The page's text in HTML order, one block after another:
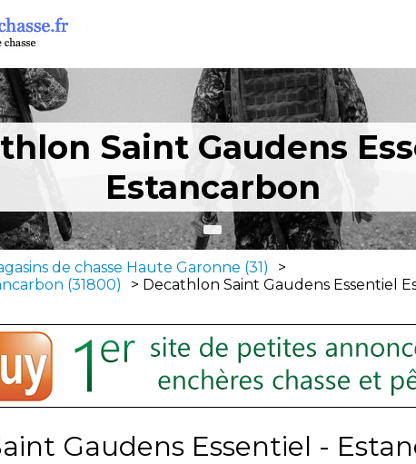
Saint Gaudens
Estancarbon
de chasse Haute Garonne (31)
>
(31800)
> Decathlon Saint Gaudens Essentiel
Gaudens Essentiel -